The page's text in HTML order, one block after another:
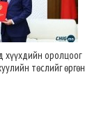
хүүхдийн оролцоог
төслийг өргөн